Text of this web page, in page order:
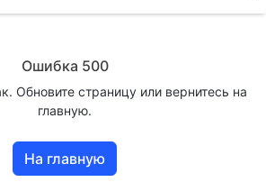
Ошибка 500
Обновите страницу или вернитесь на
главную.
На главную